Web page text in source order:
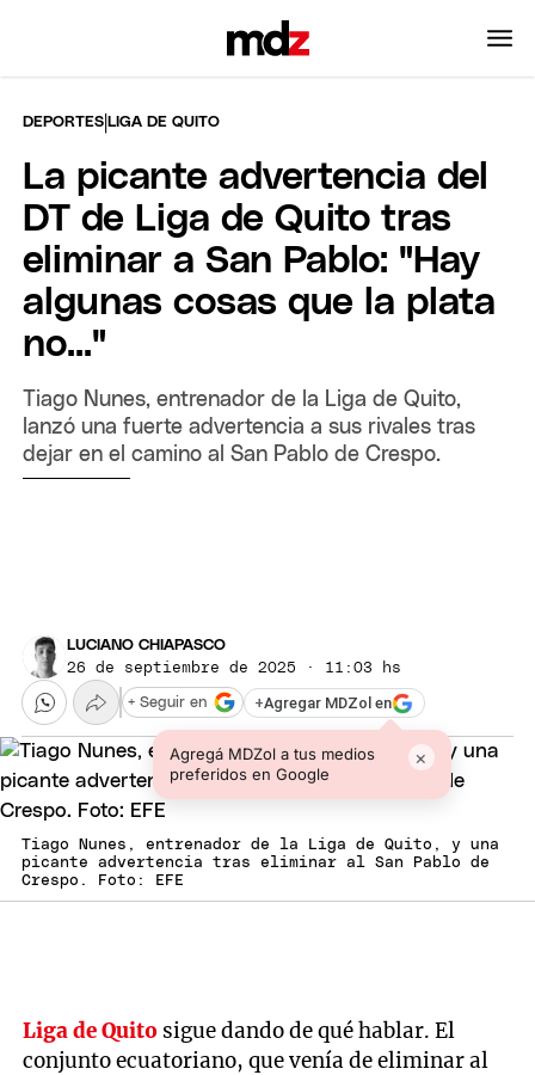
DEPORTES |LIGA DE QUITO
La picante advertencia del
DT de Liga de Quito tras
eliminar a San Pablo: "Hay
algunas cosas que la plata
no..."
Tiago Nunes, entrenador de la Liga de Quito,
lanzó una fuerte advertencia a sus rivales tras
dejar en el camino al San Pablo de Crespo.
LUCIANO CHIAPASCO
26 de septiembre de 2025 · 11:03 hs
+Agregar MDZol en
Agregá MDZol a tus medios
preferidos en Google
×
+ Seguir en
Tiago Nunes, entrenador de la Liga de Quito, y una
picante advertencia tras eliminar al San Pablo de
Crespo. Foto: EFE
Liga de Quito sigue dando de qué hablar. El
conjunto ecuatoriano, que venía de eliminar al